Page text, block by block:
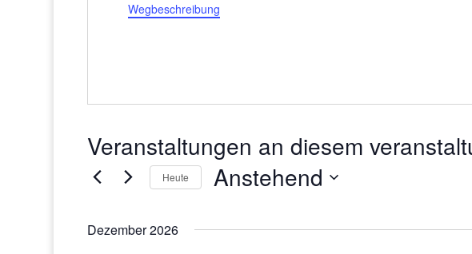
Wegbeschreibung
Veranstaltungen an diesem
Heute Anstehend
Dezember 2026